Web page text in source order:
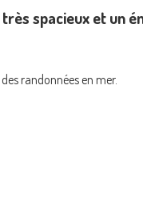
spacieux et un
randonnées en mer.